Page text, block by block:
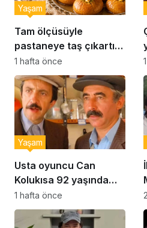
Tam ölçüsüyle
pastaneye taş çıkartır:
Şekerpare tarifi
Yaşam
1 hafta önce
Usta oyuncu Can
Kolukısa 92 yaşında
hayatını kaybetti
Yaşam
1 hafta önce